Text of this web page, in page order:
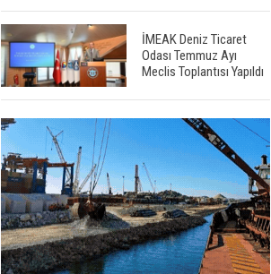
İMEAK Deniz Ticaret
Odası Temmuz Ayı
Meclis Toplantısı Yapıldı